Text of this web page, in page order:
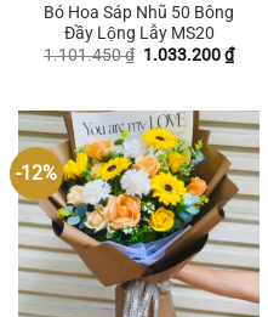
Bó Hoa Sáp Nhũ 50 Bông
Đầy Lộng Lẫy MS20
1.101.450₫ Giá
1.033.200₫Giá
hiện
-12%